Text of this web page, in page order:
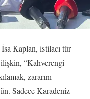
Kaplan, istilacı tür
“Kahverengi
zararını
Sadece Karadeniz